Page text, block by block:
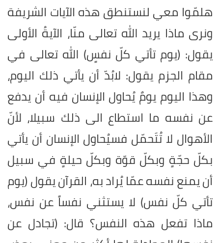
هلمّوا معي لنستنطق هذه الآيات الشريفة
ونرى ماذا يريد الله تعالى منّا، الآيةُ الأولى
يقول: (يوم تأتي كلّ نفسٍ) الله تعالى في
مقام الجزم يقول: لابُدّ أن يأتي ذلك اليوم،
وهذا اليوم يومٌ يُحاول الإنسان فيه أن يدفع
عن نفسه ما استطاع الى ذلك سبيلا، لأنّ
الأهوال لا تُتَحمّل فسيُحاول الإنسان أن يأتي
بكلّ حجّةٍ وبكلّ قوّة وبكلّ حيلةٍ في سبيل
أن يمنع نفسه عمّا يُراد به، القرآن يقول (يوم
تأتي كلّ نفس) لا يستثني نفساً عن نفس،
ماذا تفعل هذه النفس؟ قال: (تجادل عن